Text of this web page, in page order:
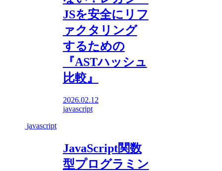
JSを安全にリフ
ァクタリング
するための
『ASTハッシュ
比較』
2026.02.12
javascript
javascript
JavaScript関数
型プログラミン